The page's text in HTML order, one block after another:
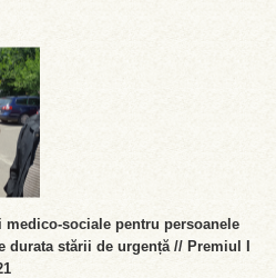
sociale pentru persoanele
durata stării de urgență // Premiul I